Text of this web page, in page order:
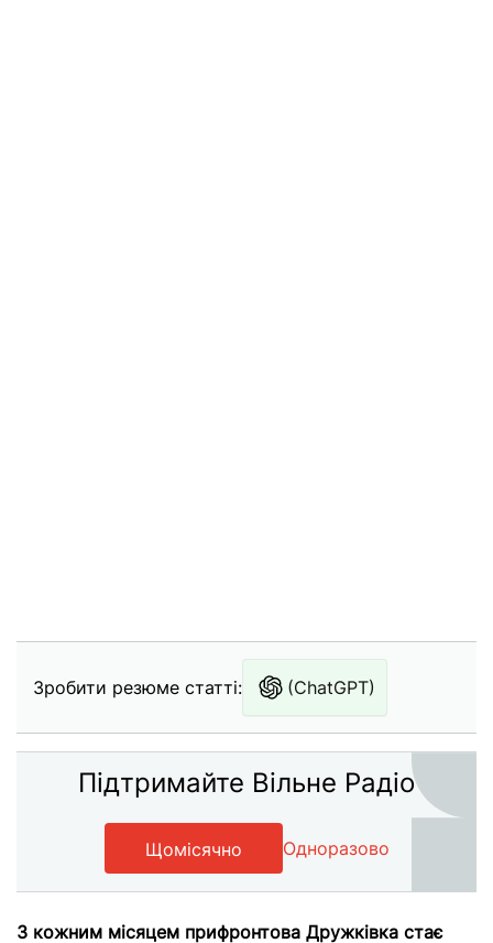
Зробити резюме статті: (ChatGPT)
Підтримайте Вільне Радіо
Щомісячно Одноразово
З кожним місяцем прифронтова Дружківка стає